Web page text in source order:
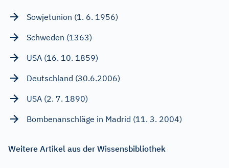
Sowjetunion (1. 6. 1956)
Schweden (1363)
USA (16. 10. 1859)
Deutschland (30.6.2006)
USA (2. 7. 1890)
Bombenanschläge in Madrid (11. 3. 2004)
Weitere Artikel aus der Wissensbibliothek